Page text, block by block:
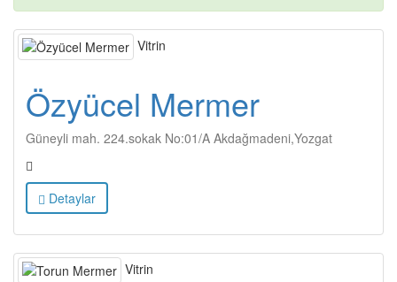
Vitrin
Özyücel Mermer
Güneyli mah. 224.sokak No:01/A Akdağmadeni,Yozgat
Detaylar
Vitrin